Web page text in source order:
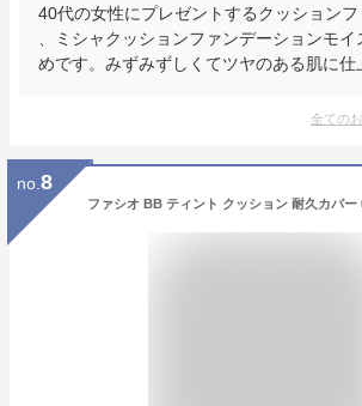
40代の女性にプレゼントするクッション
、ミシャクッションファンデーションモ
めです。みずみずしくてツヤのある肌に仕
全ての
no. 8